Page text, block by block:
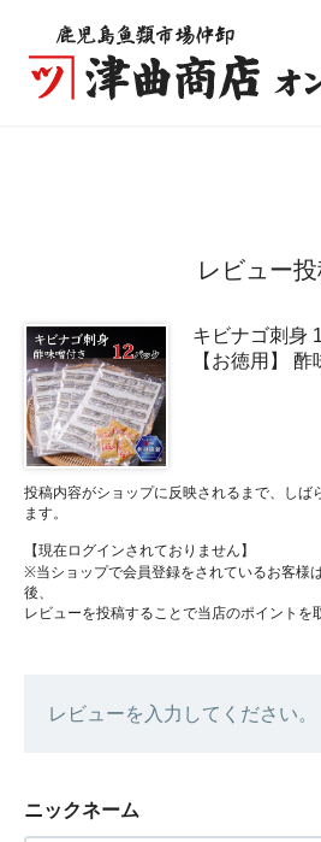
レビュー
キビナゴ刺身
【お徳用】
投稿内容がショップに反映されるまで、しば
ます。
【現在ログインされておりません】
※当ショップで会員登録をされているお客様
後、
レビューを投稿することで当店のポイントを
レビューを入力してください。
ニックネーム